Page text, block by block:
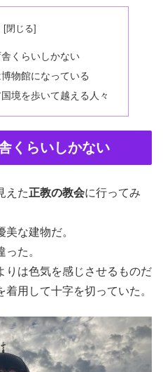
くらいしかない
物館になっている
境を歩いて越える人々
くらいしかない
えた正教の教会に行ってみ
な建物だ。
た。
りは色気を感じさせるものだ
用して十字を切っていた。